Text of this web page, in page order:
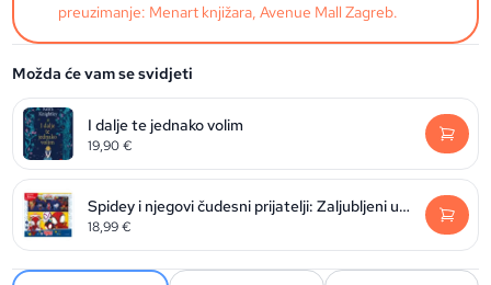
preuzimanje: Menart knjižara, Avenue Mall Zagreb.
Možda će vam se svidjeti
I dalje te jednako volim
19,90€
Spidey i njegovi čudesni prijatelji: Zaljubljeni u priče
18,99€